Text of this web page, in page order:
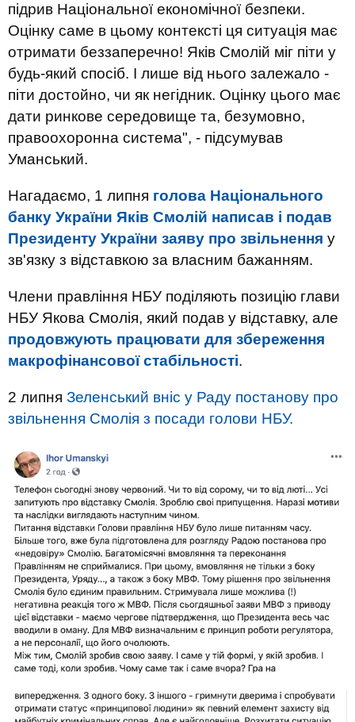
підрив Національної економічної безпеки.
Оцінку саме в цьому контексті ця ситуація має
отримати беззаперечно! Яків Смолій міг піти у
будь-який спосіб. І лише від нього залежало -
піти достойно, чи як негідник. Оцінку цього має
дати ринкове середовище та, безумовно,
правоохоронна система", - підсумував
Уманський.
Нагадаємо, 1 липня голова Національного
банку України Яків Смолій написав і подав
Президенту України заяву про звільнення у
зв'язку з відставкою за власним бажанням.
Члени правління НБУ поділяють позицію глави
НБУ Якова Смолія, який подав у відставку, але
продовжують працювати для збереження
макрофінансової стабільності.
2 липня Зеленський вніс у Раду постанову про
звільнення Смолія з посади голови НБУ.